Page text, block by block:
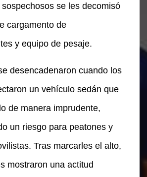
sospechosos se les decomisó
cargamento de
y equipo de pesaje.
desencadenaron cuando los
un vehículo sedán que
de manera imprudente,
un riesgo para peatones y
Tras marcarles el alto,
mostraron una actitud